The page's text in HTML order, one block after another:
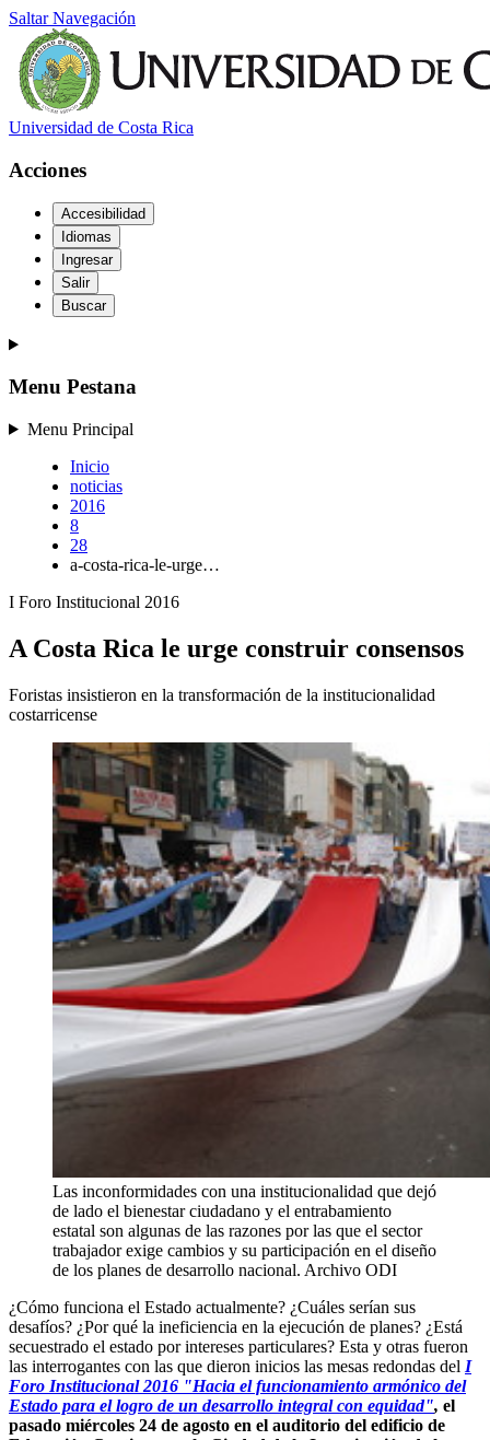
Saltar Navegación
Universidad de Costa Rica
Acciones
Accesibilidad
Idiomas
Ingresar
Salir
Buscar
Menu Pestana
Menu Principal
Inicio
noticias
2016
8
28
a-costa-rica-le-urge…
I Foro Institucional 2016
A Costa Rica le urge construir consensos
Foristas insistieron en la transformación de la institucionalidad
costarricense
Las inconformidades con una institucionalidad que dejó
de lado el bienestar ciudadano y el entrabamiento
estatal son algunas de las razones por las que el sector
trabajador exige cambios y su participación en el diseño
de los planes de desarrollo nacional. Archivo ODI
¿Cómo funciona el Estado actualmente? ¿Cuáles serían sus
desafíos? ¿Por qué la ineficiencia en la ejecución de planes? ¿Está
secuestrado el estado por intereses particulares? Esta y otras fueron
las interrogantes con las que dieron inicios las mesas redondas del I
Foro Institucional 2016 "Hacia el funcionamiento armónico del
Estado para el logro de un desarrollo integral con equidad", el
pasado miércoles 24 de agosto en el auditorio del edificio de